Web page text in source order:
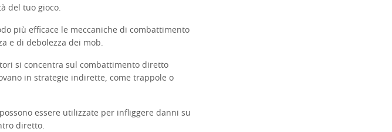
del tuo gioco.
più efficace le meccaniche di combattimento
e di debolezza dei mob.
si concentra sul combattimento diretto
in strategie indirette, come trappole o
essere utilizzate per infliggere danni su
diretto.